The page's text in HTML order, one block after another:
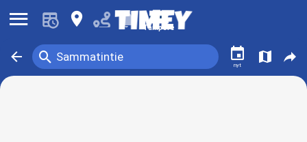
󰍜 󰍎 󰂚 Tampere
󰁍 Sammatintie
󰍉 󰃭
nyt
󰍍 󰒖